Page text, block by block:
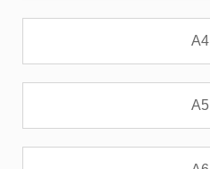
A4
A5